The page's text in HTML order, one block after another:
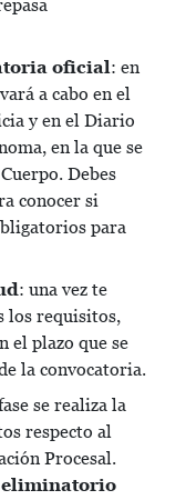
oficial: en
a cabo en el
y en el Diario
en la que se
Debes
conocer si
para
: una vez te
los requisitos,
el plazo que se
la convocatoria.
se realiza la
respecto al
Procesal.
eliminatorio